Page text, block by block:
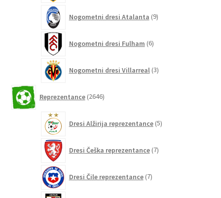
Nogometni dresi Atalanta 9izdelkov
Nogometni dresi Fulham 6izdelkov
Nogometni dresi Villarreal 3izdelki
Reprezentance 2646izdelkov
Dresi Alžirija reprezentance 5izdelkov
Dresi Češka reprezentance 7izdelkov
Dresi Čile reprezentance 7izdelkov